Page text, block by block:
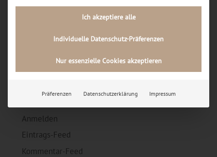
Allgemein
Anmelden
Eintrags-Feed
Kommentar-Feed
Ich akzeptiere alle
Individuelle Datenschutz-Präferenzen
Nur essenzielle Cookies akzeptieren
Präferenzen Datenschutzerklärung Impressum